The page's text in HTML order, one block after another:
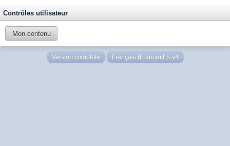
Contrôles utilisateur
Mon contenu
Version complète Français (France) LS v4